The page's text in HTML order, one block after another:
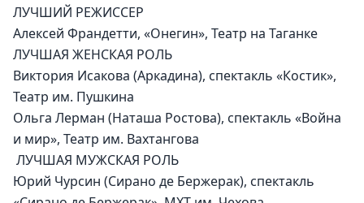
ЛУЧШИЙ РЕЖИССЕР
Алексей Франдетти, «Онегин», Театр на Таганке
ЛУЧШАЯ ЖЕНСКАЯ РОЛЬ
Виктория Исакова (Аркадина), спектакль «Костик»,
Театр им. Пушкина
Ольга Лерман (Наташа Ростова), спектакль «Война
и мир», Театр им. Вахтангова
ЛУЧШАЯ МУЖСКАЯ РОЛЬ
Юрий Чурсин (Сирано де Бержерак), спектакль